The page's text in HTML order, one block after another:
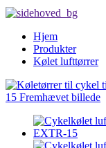
Hjem
Produkter
Kølet lufttørrer